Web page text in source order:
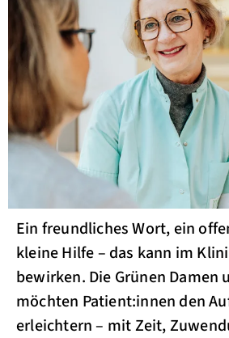
Ein freundliches Wort, ein
kleine Hilfe – das kann im
bewirken. Die Grünen Damen
möchten Patient:innen den
erleichtern – mit Zeit,